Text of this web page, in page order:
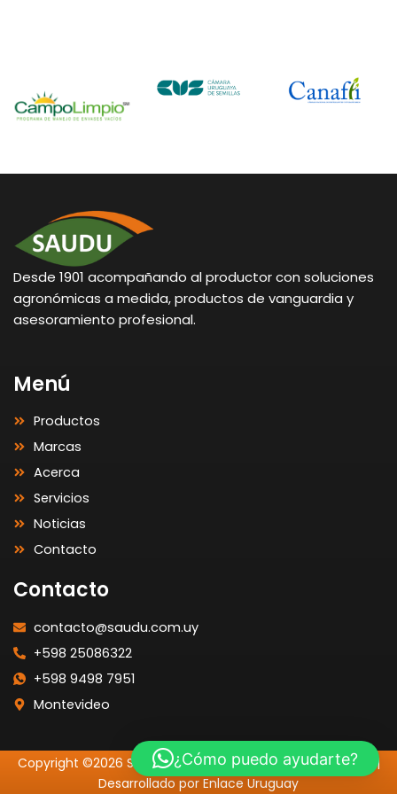
Desde 1901 acompañando al productor con soluciones
agronómicas a medida, productos de vanguardia y
asesoramiento profesional.
Menú
Productos
Marcas
Acerca
Servicios
Noticias
Contacto
Contacto
contacto@saudu.com.uy
+598 25086322
+598 9498 7951
Montevideo
Copyright ©2026 SAUDU | Todos los Derechos Reservados |
Desarrollado por Enlace Uruguay
¿Cómo puedo ayudarte?